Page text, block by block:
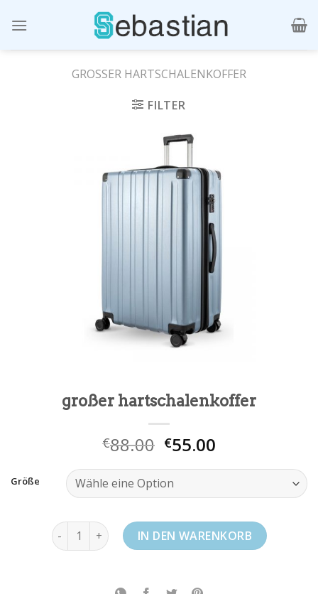
GROSSER HARTSCHALENKOFFER
FILTER
großer hartschalenkoffer
€88.00 €55.00
Größe
großer hartschalenkoffer Menge
IN DEN WARENKORB